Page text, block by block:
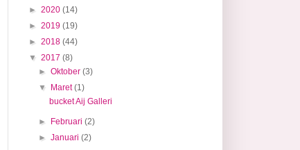
► 2020 (14)
► 2019 (19)
► 2018 (44)
▼ 2017 (8)
►Oktober(3)
▼
Maret(1)
bucket Aij Galleri
► Februari(2)
►Januari(2)